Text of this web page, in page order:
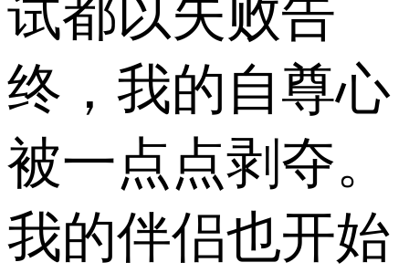
试都以失败告
终，我的自尊心
被一点点剥夺。
我的伴侣也开始